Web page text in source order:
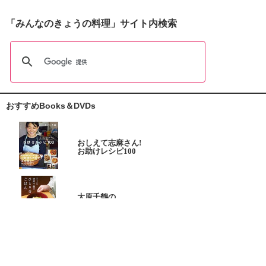
「みんなのきょうの料理」サイト内検索
おすすめBooks＆DVDs
おしえて志麻さん!
お助けレシピ100
大原千鶴の